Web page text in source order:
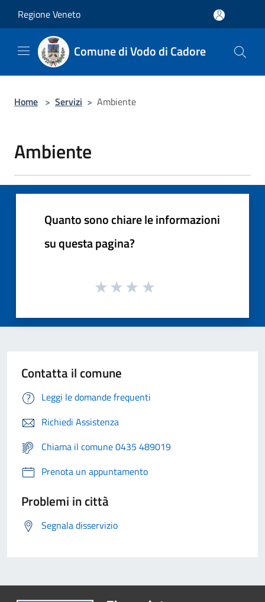
Regione Veneto
Comune di Vodo di Cadore
Home > Servizi > Ambiente
Ambiente
Quanto sono chiare le informazioni
su questa pagina?
Contatta il comune
Leggi le domande frequenti
Richiedi Assistenza
Chiama il comune 0435 489019
Prenota un appuntamento
Problemi in città
Segnala disservizio